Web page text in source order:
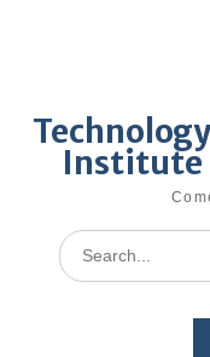
Institute
Search
for: